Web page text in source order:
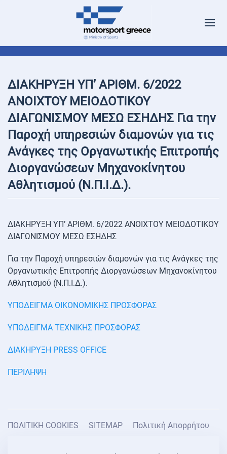
ΔΙΑΚΗΡΥΞΗ ΥΠ’ ΑΡΙΘΜ. 6/2022
ΑΝΟΙΧΤΟΥ ΜΕΙΟΔΟΤΙΚΟΥ
ΔΙΑΓΩΝΙΣΜΟΥ ΜΕΣΩ ΕΣΗΔΗΣ Για την
Παροχή υπηρεσιών διαμονών για τις
Ανάγκες της Οργανωτικής Επιτροπής
Διοργανώσεων Μηχανοκίνητου
Αθλητισμού (Ν.Π.Ι.Δ.).
ΔΙΑΚΗΡΥΞΗ ΥΠ’ ΑΡΙΘΜ. 6/2022 ΑΝΟΙΧΤΟΥ ΜΕΙΟΔΟΤΙΚΟΥ
ΔΙΑΓΩΝΙΣΜΟΥ ΜΕΣΩ ΕΣΗΔΗΣ
Για την Παροχή υπηρεσιών διαμονών για τις Ανάγκες της
Οργανωτικής Επιτροπής Διοργανώσεων Μηχανοκίνητου
Αθλητισμού (Ν.Π.Ι.Δ.).
ΥΠΟΔΕΙΓΜΑ ΟΙΚΟΝΟΜΙΚΗΣ ΠΡΟΣΦΟΡΑΣ
ΥΠΟΔΕΙΓΜΑ ΤΕΧΝΙΚΗΣ ΠΡΟΣΦΟΡΑΣ
ΔΙΑΚΗΡΥΞΗ PRESS OFFICE
ΠΕΡΙΛΗΨΗ
ΠΟΛΙΤΙΚΗ COOKIES SITEMAP Πολιτική Απορρήτου